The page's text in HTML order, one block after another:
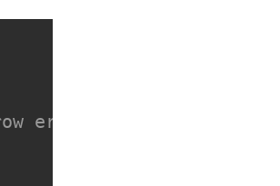
error in this